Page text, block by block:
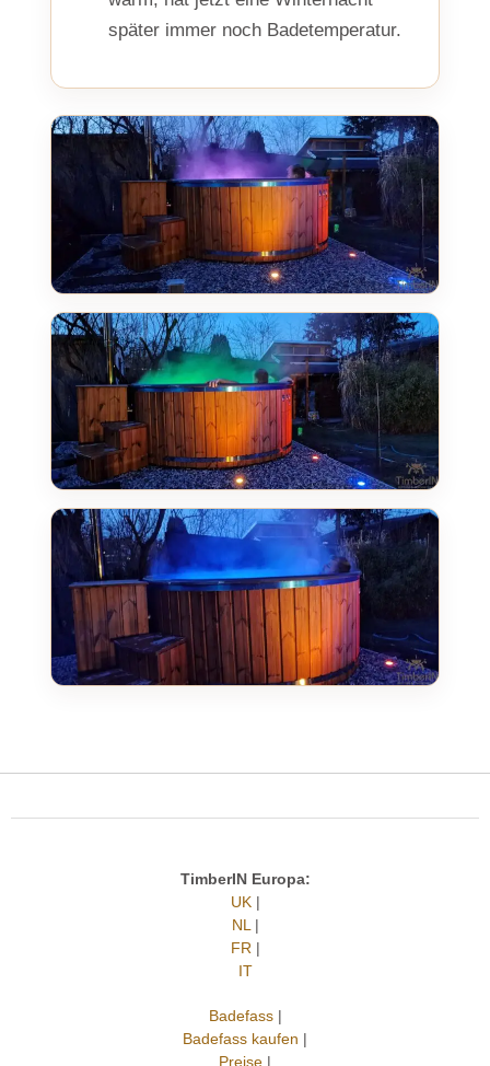
später immer noch Badetemperatur.
TimberIN Europa:
UK|
NL|
FR|
IT
Badefass|
Badefass kaufen |
Preise |